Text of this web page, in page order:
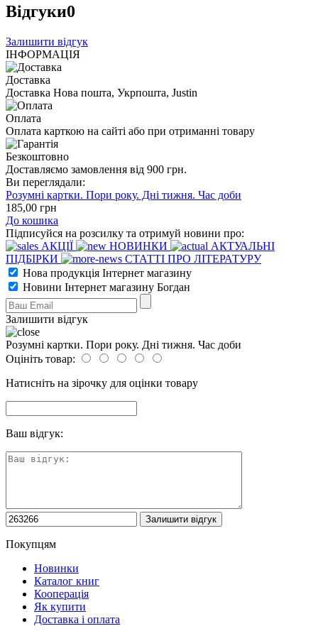
Відгуки0
Залишити відгук
ІНФОРМАЦІЯ
Доставка
Доставка Нова пошта, Укрпошта, Justin
Оплата
Оплата карткою на сайті або при отриманні товару
Безкоштовно
Доставляємо замовлення від 900 грн.
Ви переглядали:
Розумні картки. Пори року. Дні тижня. Час доби
185,00 грн
До кошика
Підписуйся на розсилку та отримуй новини про:
АКЦІЇ
НОВИНКИ
АКТУАЛЬНІ
ПІДБІРКИ
СТАТТІ ПРО ЛІТЕРАТУРУ
Нова продукція Інтернет магазину
Новини Інтернет магазину Богдан
Залишити відгук
Розумні картки. Пори року. Дні тижня. Час доби
Оцініть товар:
Натисніть на зірочку для оцінки товару
Ваш відгук:
Покупцям
Новинки
Каталог книг
Кооперація
Як купити
Доставка і оплата